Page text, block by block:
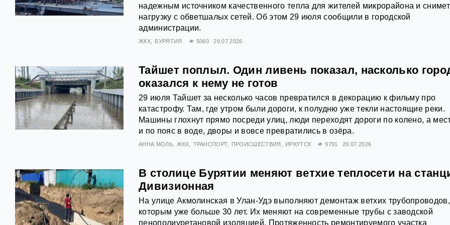
надежным источником качественного тепла для жителей микрорайона и снимет
нагрузку с обветшалых сетей. Об этом 29 июля сообщили в городской
администрации.
ЖКХ БУРЯТИЯ 5060 29.07.2026
Тайшет поплыл. Один ливень показал, насколько
оказался к нему не готов
29 июля Тайшет за несколько часов превратился в декорацию к фильму про
катастрофу. Там, где утром были дороги, к полудню уже текли настоящие реки.
Машины глохнут прямо посреди улиц, люди переходят дороги по колено, а
и по пояс в воде, дворы и вовсе превратились в озёра.
АННА МОЛЬ ЖКХ ТРАНСПОРТ ПРОИСШЕСТВИЯ ИРКУТСК 9791 29.07.2026
В столице Бурятии меняют ветхие теплосети на
Дивизионная
На улице Акмолинская в Улан-Удэ выполняют демонтаж ветхих трубопроводов,
которым уже больше 30 лет. Их меняют на современные трубы с заводской
пенополиуретановой изоляцией. Протяженность ремонтируемого участка